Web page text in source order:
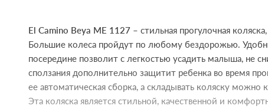
El Camino Beya ME 1127 – стильная прогулочная
Большие колеса пройдут по любому бездорожью.
посередине позволит с легкостью усадить малыша, не
сползания дополнительно защитит ребенка во время
ее автоматическая сборка, а складывать коляску
Эта коляска является стильной, качественной и